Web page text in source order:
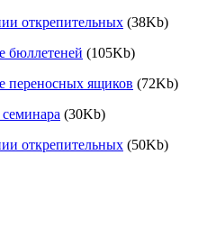
открепительных (38Kb)
бюллетеней (105Kb)
переносных ящиков (72Kb)
(30Kb)
открепительных (50Kb)